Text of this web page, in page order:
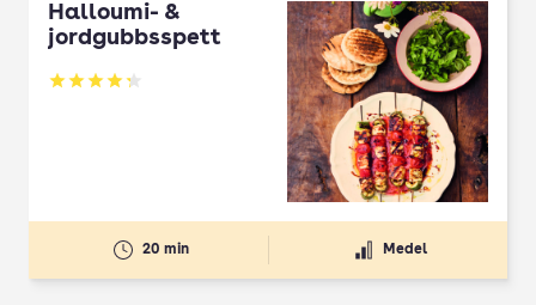
Halloumi- &
jordgubbsspett
Betyg: 4.3 av 5
20 min Medel